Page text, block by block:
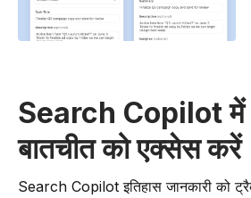
Search Copilot में
बातचीत को एक्सेस करें
Search Copilot इतिहास जानकारी को